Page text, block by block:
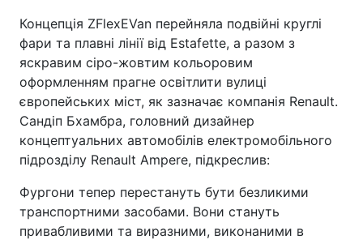
Концепція ZFlexEVan перейняла подвійні круглі
фари та плавні лінії від Estafette, а разом з
яскравим сіро-жовтим кольоровим
оформленням прагне освітлити вулиці
європейських міст, як зазначає компанія Renault.
Сандіп Бхамбра, головний дизайнер
концептуальних автомобілів електромобільного
підрозділу Renault Ampere, підкреслив:
Фургони тепер перестануть бути безликими
транспортними засобами. Вони стануть
привабливими та виразними, виконаними в